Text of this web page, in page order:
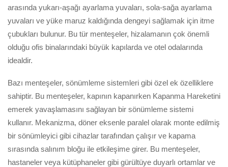
arasında yukarı-aşağı ayarlama yuvaları, sola-sağa ayarlama
yuvaları ve yüke maruz kaldığında dengeyi sağlamak için itme
çubukları bulunur. Bu tür menteşeler, hizalamanın çok önemli
olduğu ofis binalarındaki büyük kapılarda ve otel odalarında
idealdir.
Bazı menteşeler, sönümleme sistemleri gibi özel ek özelliklere
sahiptir. Bu menteşeler, kapının kapanırken Kapanma Hareketini
emerek yavaşlamasını sağlayan bir sönümleme sistemi
kullanır. Mekanizma, döner eksenle paralel olarak monte edilmiş
bir sönümleyici gibi cihazlar tarafından çalışır ve kapama
sırasında salınım bloğu ile etkileşime girer. Bu menteşeler,
hastaneler veya kütüphaneler gibi gürültüye duyarlı ortamlar ve